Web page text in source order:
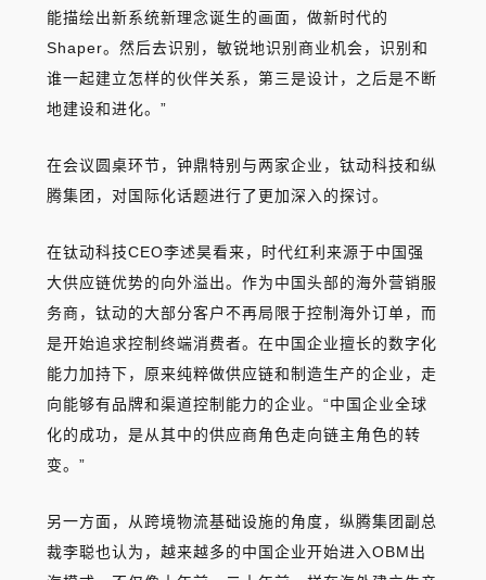
能描绘出新系统新理念诞生的画面，做新时代的
Shaper。 然后去识别，敏锐地识别商业机会，识别和
谁一起建立怎样的伙伴关系，第三是设计，之后是不断
地建设和进化。 ”
在会议圆桌环节，钟鼎特别与两家企业，钛动科技和纵
腾集团，对国际化话题进行了更加深入的探讨。
在钛动科技CEO李述昊看来，时代红利来源于中国强
大供应链优势的向外溢出。作为中国头部的海外营销服
务商，钛动的大部分客户不再局限于控制海外订单，而
是开始追求控制终端消费者。在中国企业擅长的数字化
能力加持下，原来纯粹做供应链和制造生产的企业，走
向能够有品牌和渠道控制能力的企业。“中国企业全球
化的成功，是从其中的供应商角色走向链主角色的转
变。”
另一方面，从跨境物流基础设施的角度，纵腾集团副总
裁李聪也认为，越来越多的中国企业开始进入OBM出